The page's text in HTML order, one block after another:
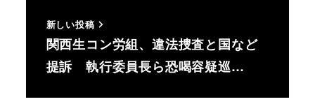
新しい投稿
関西生コン労組、違法捜査と国など
提訴 執行委員長ら恐喝容疑巡…